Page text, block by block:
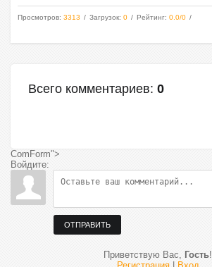
Просмотров: 3313 Загрузок: 0 Рейтинг: 0.0/0
Всего комментариев: 0
ComForm">
Войдите:
ОТПРАВИТЬ
Приветствую Вас, Гость!